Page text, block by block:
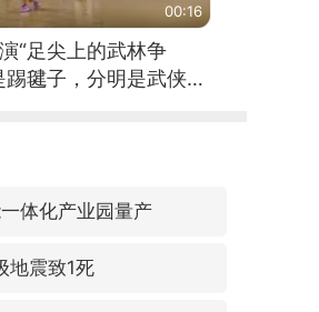
00:16
“足尖上的武林争
毽子，分明是武侠片
体化产业园量产
地震致1死